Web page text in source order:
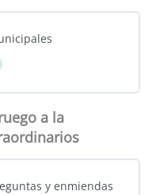
a la
y enmiendas